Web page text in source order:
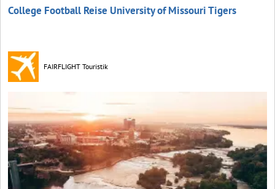
College Football Reise University of Missouri Tigers
FAIRFLIGHT Touristik